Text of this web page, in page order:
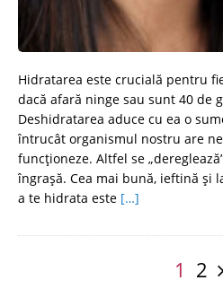
Hidratarea este crucială pentru
dacă afară ninge sau sunt 40 de
Deshidratarea aduce cu ea o
întrucât organismul nostru are
funcționeze. Altfel se
îngraşă. Cea mai bună, ieftină și
a te hidrata este […]
1 2